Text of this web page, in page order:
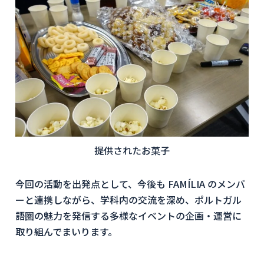
提供されたお菓子
今回の活動を出発点として、今後も FAMÍLIA のメンバ
ーと連携しながら、学科内の交流を深め、ポルトガル
語圏の魅力を発信する多様なイベントの企画・運営に
取り組んでまいります。